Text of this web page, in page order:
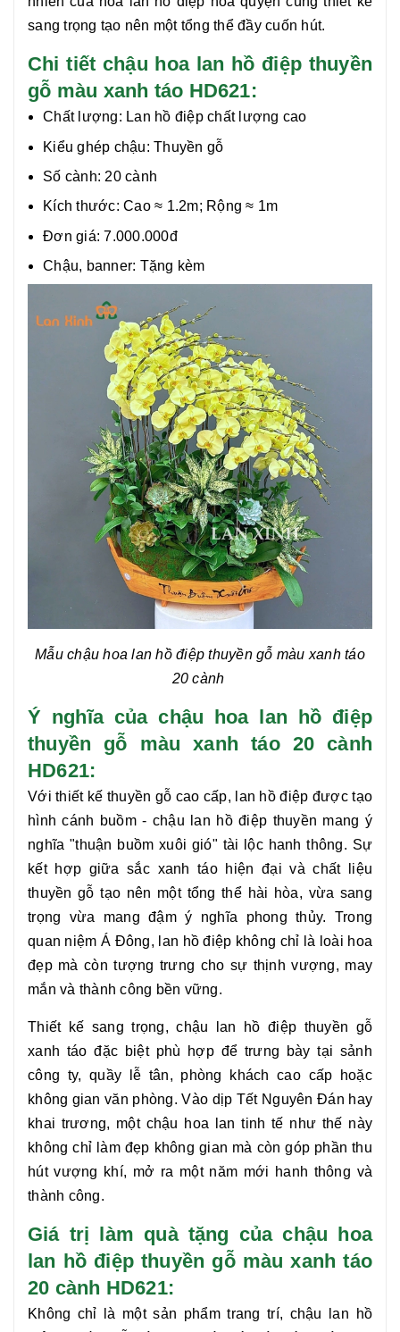
sang trọng tạo nên một tổng thể đầy cuốn hút.
Chi tiết chậu hoa lan hồ điệp thuyền
gỗ màu xanh táo HD621:
Chất lượng: Lan hồ điệp chất lượng cao
Kiểu ghép chậu: Thuyền gỗ
Số cành: 20 cành
Kích thước: Cao ≈ 1.2m; Rộng ≈ 1m
Đơn giá: 7.000.000đ
Chậu, banner: Tặng kèm
Mẫu chậu hoalan hồ điệp thuyền gỗ màu xanh táo
20 cành
Ý nghĩa của chậu hoa lan hồ điệp
thuyền gỗ màu xanh táo 20 cành
HD621:
Với thiết kế thuyền gỗ cao cấp, lan hồ điệp được tạo
hình cánh buồm - chậu
lan hồ điệp thuyền mang ý
nghĩa "thuận buồm xuôi gió" tài lộc hanh thông. Sự
kết hợp giữa sắc xanh táo hiện đại và chất liệu
thuyền gỗ tạo nên một tổng thể hài hòa, vừa sang
trọng vừa mang đậm ý nghĩa phong thủy. Trong
quan niệm Á Đông, lan hồ điệp không chỉ là loài hoa
đẹp mà còn tượng trưng cho sự thịnh vượng, may
mắn và thành công bền vững.
Thiết kế sang trọng, chậu lan hồ điệp thuyền gỗ
xanh táo đặc biệt phù hợp để trưng bày tại sảnh
công ty, quầy lễ tân, phòng khách cao cấp hoặc
không gian văn phòng. Vào dịp Tết Nguyên Đán hay
khai trương, một chậu hoa lan tinh tế như thế này
không chỉ làm đẹp không gian mà còn góp phần thu
hút vượng khí, mở ra một năm mới hanh thông và
thành công.
Giá trị làm quà tặng của chậu hoa
lan hồ điệp thuyền gỗ màu xanh táo
20 cành HD621:
Không chỉ là một sản phẩm trang trí, chậu
lan hồ